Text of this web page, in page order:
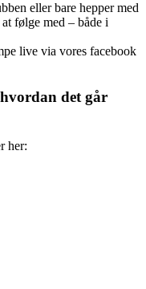
eller bare hepper med
følge med – både i
live via vores facebook
det går
her: